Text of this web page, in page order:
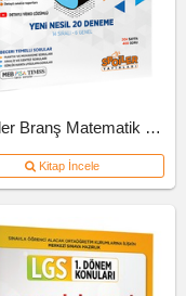
8.Spoiler Branş Matematik Deneme
Kitap İncele